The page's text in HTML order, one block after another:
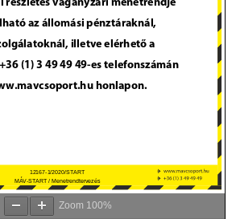
Zoom 100%